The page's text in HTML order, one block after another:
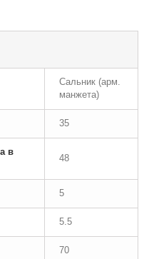
Сальник (арм.
манжета)
35
в
48
5
5.5
70